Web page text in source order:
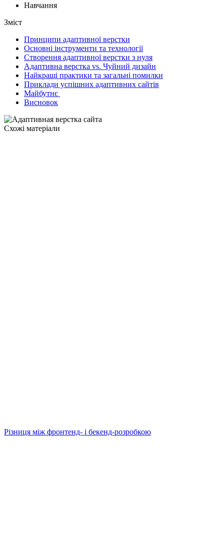
Навчання
Зміст
Принципи адаптивної верстки
Основні інструменти та технології
Створення адаптивної верстки з нуля
Адаптивна верстка vs. Чуйний дизайн
Найкращі практики та загальні помилки
Приклади успішних адаптивних сайтів
Майбутнє
Висновок
Схожі матеріали
Різниця між фронтенд- і бекенд-розробкою